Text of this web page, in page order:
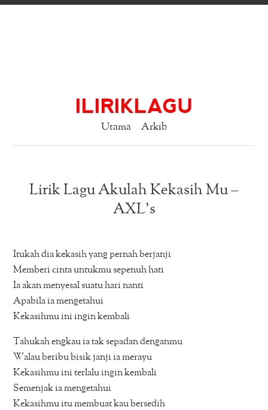
ILIRIKLAGU
Utama Arkib
Lirik Lagu Akulah Kekasih Mu –
AXL’s
Itukah dia kekasih yang pernah berjanji
Memberi cinta untukmu sepenuh hati
Ia akan menyesal suatu hari nanti
Apabila ia mengetahui
Kekasihmu ini ingin kembali
Tahukah engkau ia tak sepadan denganmu
Walau beribu bisik janji ia merayu
Kekasihmu ini terlalu ingin kembali
Semenjak ia mengetahui
Kekasihmu itu membuat kau bersedih